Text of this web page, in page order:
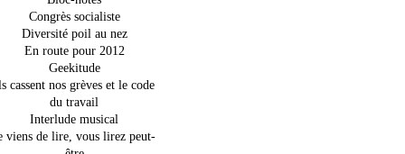
Congrès socialiste
Diversité poil au nez
En route pour 2012
Geekitude
cassent nos grèves et le code
du travail
Interlude musical
viens de lire, vous lirez peut-